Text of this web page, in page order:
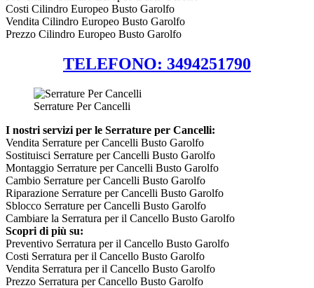
Costi Cilindro Europeo Busto Garolfo
Vendita Cilindro Europeo Busto Garolfo
Prezzo Cilindro Europeo Busto Garolfo
TELEFONO: 3494251790
Serrature Per Cancelli
I nostri servizi per le Serrature per Cancelli:
Vendita Serrature per Cancelli Busto Garolfo
Sostituisci Serrature per Cancelli Busto Garolfo
Montaggio Serrature per Cancelli Busto Garolfo
Cambio Serrature per Cancelli Busto Garolfo
Riparazione Serrature per Cancelli Busto Garolfo
Sblocco Serrature per Cancelli Busto Garolfo
Cambiare la Serratura per il Cancello Busto Garolfo
Scopri di più su:
Preventivo Serratura per il Cancello Busto Garolfo
Costi Serratura per il Cancello Busto Garolfo
Vendita Serratura per il Cancello Busto Garolfo
Prezzo Serratura per Cancello Busto Garolfo